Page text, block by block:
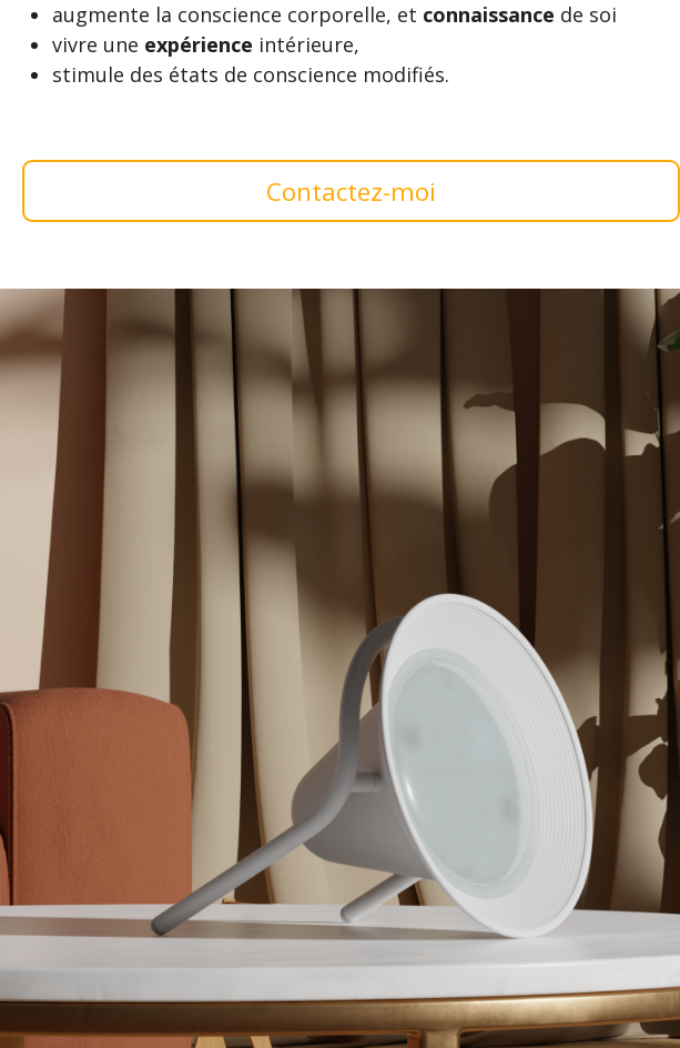
augmente la conscience corporelle, et connaissance de soi
vivre une expérience intérieure,
stimule des états de conscience modifiés.
Contactez-moi